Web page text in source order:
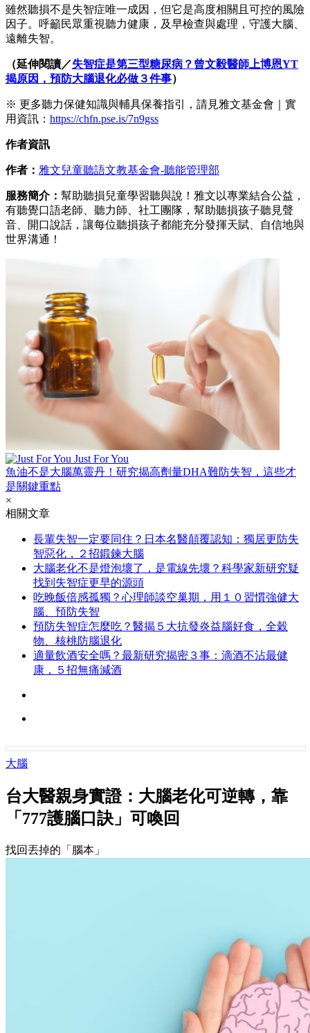
雖然聽損不是失智症唯一成因，但它是高度相關且可控的風險
因子。呼籲民眾重視聽力健康，及早檢查與處理，守護大腦、
遠離失智。
（延伸閱讀／失智症是第三型糖尿病？曾文毅醫師上博恩YT
揭原因，預防大腦退化必做３件事）
※ 更多聽力保健知識與輔具保養指引，請見雅文基金會｜實
用資訊： https://chfn.pse.is/7n9gss
作者資訊
作者： 雅文兒童聽語文教基金會-聽能管理部
服務簡介： 幫助聽損兒童學習聽與說！雅文以專業結合公益，
有聽覺口語老師、聽力師、社工團隊，幫助聽損孩子聽見聲
音、開口說話，讓每位聽損孩子都能充分發揮天賦、自信地與
世界溝通！
Just For You
魚油不是大腦萬靈丹！研究揭高劑量DHA難防失智，這些才
是關鍵重點
×
相關文章
長輩失智一定要同住？日本名醫顛覆認知：獨居更防失
智惡化，２招鍛鍊大腦
大腦老化不是燈泡壞了，是電線先壞？科學家新研究疑
找到失智症更早的源頭
吃晚飯倍感孤獨？心理師談空巢期，用１０習慣強健大
腦、預防失智
預防失智症怎麼吃？醫揭５大抗發炎益腦好食，全穀
物、核桃防腦退化
適量飲酒安全嗎？最新研究揭密３事：滴酒不沾最健
康，５招無痛減酒
大腦
台大醫親身實證：大腦老化可逆轉，靠
「777護腦口訣」可喚回
找回丟掉的「腦本」